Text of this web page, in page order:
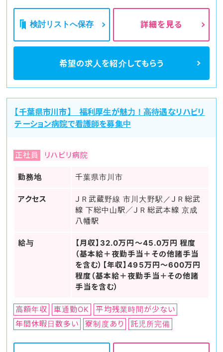
検討リストへ保存 詳細を見る
希望の求人を紹介してもらう
【千葉県市川市】 福利厚生が魅力！高待遇なリハビリ
テーション病院で看護師を募集中
正社員 リハビリ病院
勤務地 千葉県市川市
アクセス
ＪＲ武蔵野線 市川大野駅／ＪＲ総武
線 下総中山駅／ＪＲ総武本線 京成
八幡駅
給与
【月収】32.0万円～45.0万円 程度
（基本給＋夜勤手当＋その他諸手当
を含む）【年収】495万円～600万円
程度（基本給＋夜勤手当＋その他諸
手当を含む）
高額年収 車通勤OK
平均残業時間が少ない
年間休暇日数多い
寮制度あり 託児所完備